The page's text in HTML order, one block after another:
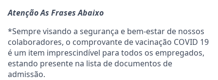
Atenção As Frases Abaixo
*Sempre visando a segurança e bem-estar de nossos
colaboradores, o comprovante de vacinação COVID 19
é um item imprescindível para todos os empregados,
estando presente na lista de documentos de
admissão.